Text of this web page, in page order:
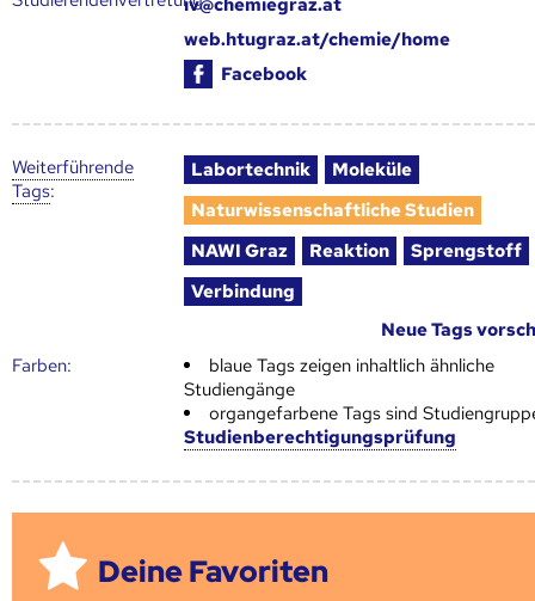
web.htugraz.at/chemie/home
Facebook
Weiter­führende
Tags:
Labortechnik
Moleküle
Naturwissenschaftliche Studien
NAWI Graz
Reaktion
Sprengstoff
Verbindung
Neue Tags
Farben:
blaue Tags zeigen inhaltlich ähnliche
Studiengänge
organgefarbene Tags sind
Studienberechtigungsprüfung
Deine Favoriten